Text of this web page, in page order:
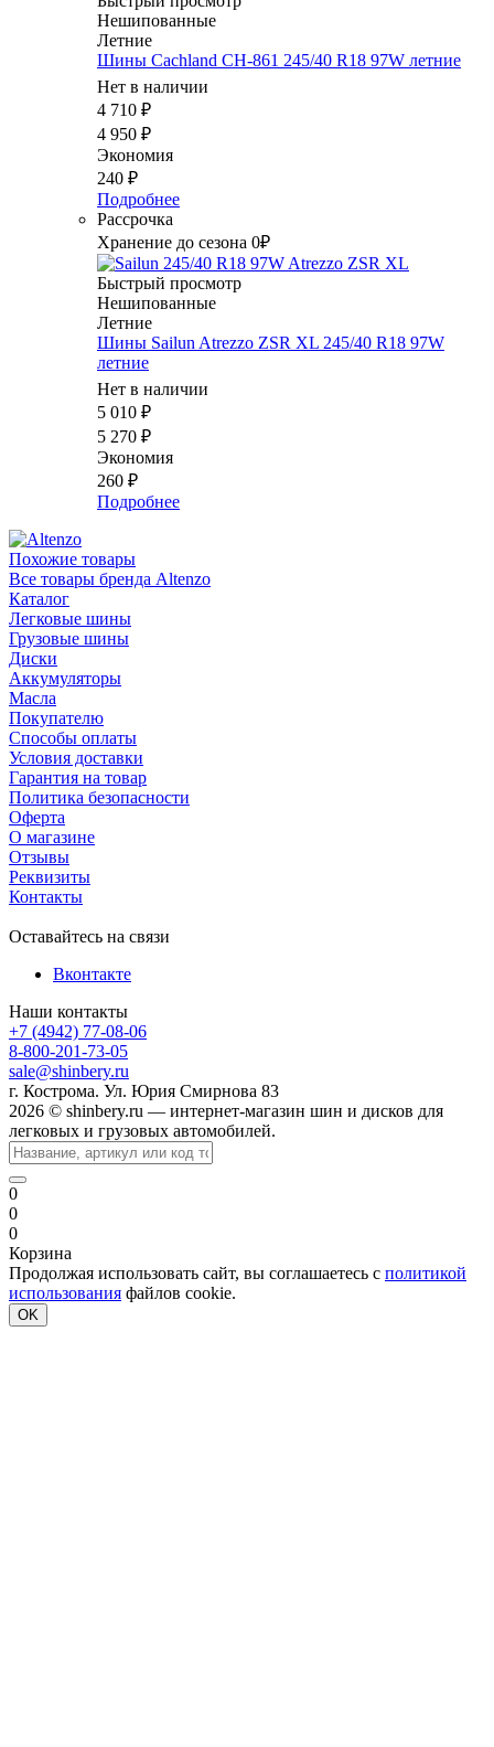
Нешипованные
Летние
Шины Cachland CH-861 245/40 R18 97W летние
Нет в наличии
4 710 ₽
4 950 ₽
Экономия
240 ₽
Подробнее
Рассрочка
Хранение до сезона 0₽
Быстрый просмотр
Нешипованные
Летние
Шины Sailun Atrezzo ZSR XL 245/40 R18 97W
летние
Нет в наличии
5 010 ₽
5 270 ₽
Экономия
260 ₽
Подробнее
Похожие товары
Все товары бренда Altenzo
Каталог
Легковые шины
Грузовые шины
Диски
Аккумуляторы
Масла
Покупателю
Способы оплаты
Условия доставки
Гарантия на товар
Политика безопасности
Оферта
О магазине
Отзывы
Реквизиты
Контакты
Оставайтесь на связи
Вконтакте
Наши контакты
+7 (4942) 77-08-06
8-800-201-73-05
sale@shinbery.ru
г. Кострома. Ул. Юрия Смирнова 83
2026 © shinbery.ru — интернет-магазин шин и дисков для
легковых и грузовых автомобилей.
0
0
0
Корзина
Продолжая использовать сайт, вы соглашаетесь с политикой
использования файлов cookie.
OK